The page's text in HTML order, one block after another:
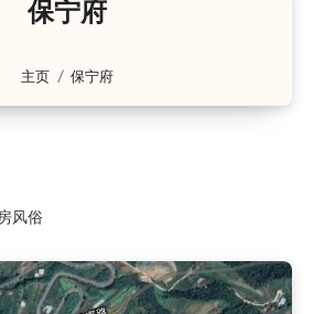
保宁府
主页 保宁府
观云、风、日、虹、雾、闪…
风俗
名称考证(上)